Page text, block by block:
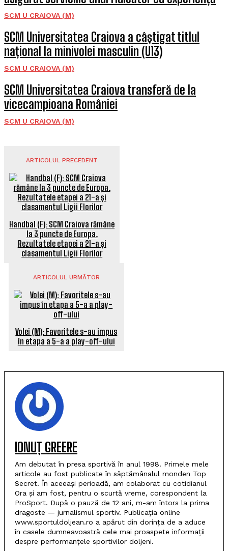
SCM U CRAIOVA (M)
SCM Universitatea Craiova a câștigat titlul
național la minivolei masculin (U13)
SCM U CRAIOVA (M)
SCM Universitatea Craiova transferă de la
vicecampioana României
SCM U CRAIOVA (M)
ARTICOLUL PRECEDENT
Handbal (F): SCM Craiova rămâne
la 3 puncte de Europa.
Rezultatele etapei a 21-a și
clasamentul Ligii Florilor
ARTICOLUL URMĂTOR
Volei (M): Favoritele s-au impus
în etapa a 5-a a play-off-ului
IONUȚ GREERE
Am debutat în presa sportivă în anul 1998. Primele mele
articole au fost publicate în săptămânalul monden Top
Secret. În aceeași perioadă, am colaborat cu cotidianul
Ora și am fost, pentru o scurtă vreme, corespondent la
ProSport. După o pauză de 12 ani, m-am întors la prima
dragoste — jurnalismul sportiv. Publicația online
www.sportuldoljean.ro a apărut din dorința de a aduce
în casele dumneavoastră cele mai proaspete informații
despre performanțele sportivilor doljeni.